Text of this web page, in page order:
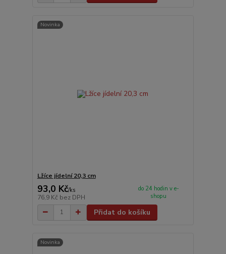
Novinka
Lžíce jídelní 20,3 cm
93,0 Kč/ks
76,9 Kč bez DPH
do 24 hodin v e-
shopu
Přidat do košíku
Novinka